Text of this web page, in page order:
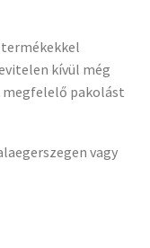
kívül még
megfelelő pakolást
vagy